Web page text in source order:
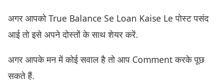
अगर आपको True Balance Se Loan Kaise Le पोस्ट पसंद
आई तो इसे अपने दोस्तों के साथ शेयर करें.
अगर आपके मन में कोई सवाल है तो आप Comment करके पूछ
सकते हैं.